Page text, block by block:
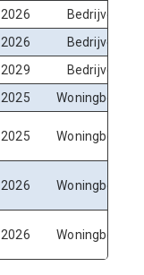
2026
Bedrijven
2026
Bedrijven
2029
Bedrijven
2025
Woningbouw
2025 Woningbouw
2026 Woningbouw
2026 Woningbouw